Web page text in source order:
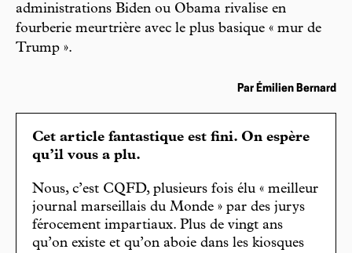
administrations Biden ou Obama rivalise en
fourberie meurtrière avec le plus basique « mur de
Trump ».
Par Émilien Bernard
Cet article fantastique est fini. On espère
qu’il vous a plu.
Nous, c’est CQFD, plusieurs fois élu « meilleur
journal marseillais du Monde » par des jurys
férocement impartiaux. Plus de vingt ans
qu’on existe et qu’on aboie dans les kiosques